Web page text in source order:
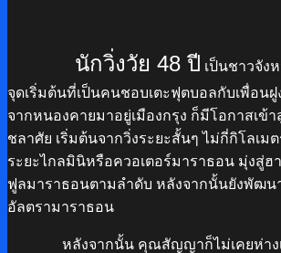
นักวิ่งวัย 48 ปี เป็นชาวจัง
จุดเริ่มต้นที่เป็นคนชอบเตะฟุตบอลกับเพื่อนฝู
จากหนองคายมาอยู่เมืองกรุง ก็มีโอกาสเข้
ชลาศัย เริ่มต้นจากวิ่งระยะสั้นๆ ไม่กี่กิโลเมต
ระยะไกลมินิหรือควอเตอร์มาราธอน มุ่งสู่ฮ
ฟูลมาราธอนตามลำดับ หลังจากนั้นยังพัฒน
อัลตรามาราธอน
หลังจากนั้น คุณสัญญาก็ไม่เคยห่าง